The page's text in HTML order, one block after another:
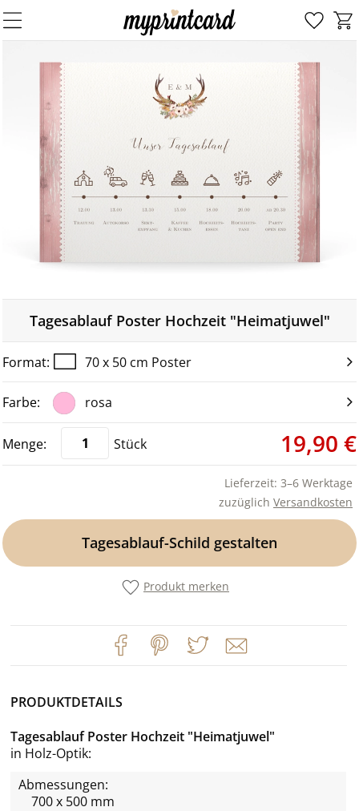
Tagesablauf Poster Hochzeit "Heimatjuwel"
70 x 50 cm Poster
rosa
Stück 19,90 €
Lieferzeit: 3–6 Werktage
zuzüglich Versandkosten
Tagesablauf-Schild gestalten
Produkt merken
PRODUKTDETAILS
Tagesablauf Poster Hochzeit "Heimatjuwel"
in Holz-Optik
Abmessungen:
700 x 500 mm